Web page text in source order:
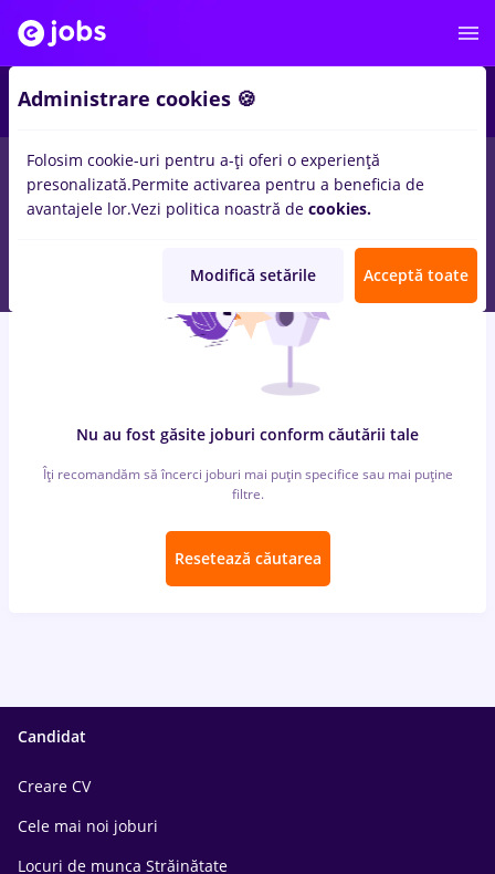
locuri de muncacu salarii insolventainCluj-Napoca
Fara experientainBanci, Medicina / Sanatate
Nu au fost găsite joburi conform căutării tale
Îți recomandăm să încerci joburi mai puțin specifice sau mai puține
filtre.
Resetează căutarea
Candidat
Creare CV
Cele mai noi joburi
Locuri de munca Străinătate
Administrare cookies 🍪
Folosim cookie-uri pentru a-ți oferi o experiență
presonalizată.Permite activarea pentru a beneficia de
avantajele lor.Vezi politica noastră de cookies.
Modifică setările Acceptă toate